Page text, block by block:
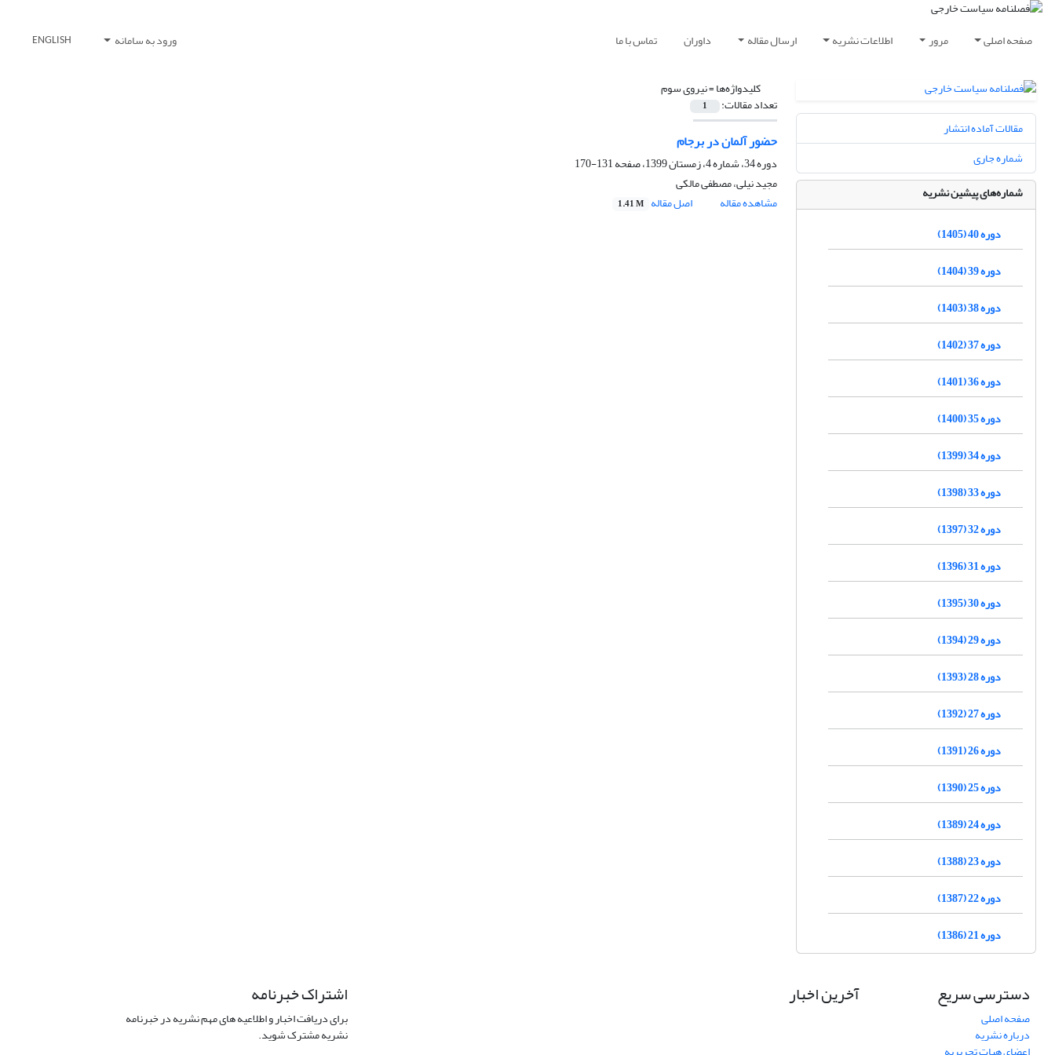
صفحه اصلی مرور اطلاعات نشریه ارسال مقاله داوران تماس با ما ورود به سامانه ENGLISH
کلیدواژه‌ها =نیروی سوم
تعداد مقالات: 1
حضور آلمان در برجام
دوره 34، شماره 4، زمستان 1399، صفحه
131-170
مجید نیلی، مصطفی مالکی
مشاهده مقاله
اصل مقاله 1.41 M
مقالات آماده انتشار
شماره جاری
شماره‌های پیشین نشریه
دوره 40 (1405)
دوره 39 (1404)
دوره 38 (1403)
دوره 37 (1402)
دوره 36 (1401)
دوره 35 (1400)
دوره 34 (1399)
دوره 33 (1398)
دوره 32 (1397)
دوره 31 (1396)
دوره 30 (1395)
دوره 29 (1394)
دوره 28 (1393)
دوره 27 (1392)
دوره 26 (1391)
دوره 25 (1390)
دوره 24 (1389)
دوره 23 (1388)
دوره 22 (1387)
دوره 21 (1386)
دسترسی سریع
صفحه اصلی
درباره نشریه
آخرین اخبار اشتراک خبرنامه
برای دریافت اخبار و اطلاعیه های مهم نشریه در خبرنامه
نشریه مشترک شوید.